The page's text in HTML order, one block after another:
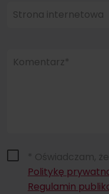
Strona internetowa
Komentarz*
* Oświadczam,
Politykę
Regulamin